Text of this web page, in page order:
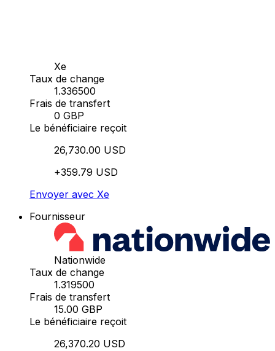
Xe
Taux de change
1.336500
Frais de transfert
0 GBP
Le bénéficiaire reçoit
26,730.00 USD
+359.79 USD
Envoyer avec Xe
Fournisseur
Nationwide
Taux de change
1.319500
Frais de transfert
15.00 GBP
Le bénéficiaire reçoit
26,370.20 USD